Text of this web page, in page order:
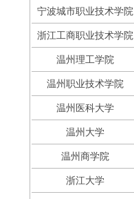
宁波城市职业技术学院
浙江工商职业技术学院
温州理工学院
温州职业技术学院
温州医科大学
温州大学
温州商学院
浙江大学